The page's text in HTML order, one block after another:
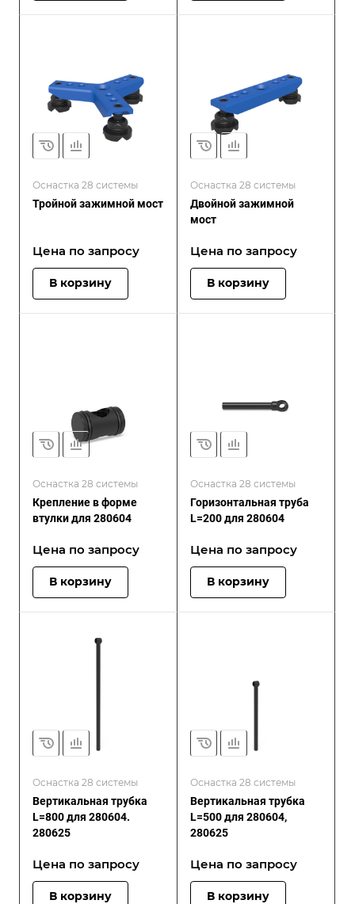
Оснастка 28 системы
Тройной зажимной мост
Цена по запросу
В корзину
Оснастка 28 системы
Двойной зажимной
мост
Цена по запросу
В корзину
Оснастка 28 системы
Крепление в форме
втулки для 280604
Цена по запросу
В корзину
Оснастка 28 системы
Горизонтальная труба
L=200 для 280604
Цена по запросу
В корзину
Оснастка 28 системы
Вертикальная трубка
L=800 для 280604.
280625
Цена по запросу
В корзину
Оснастка 28 системы
Вертикальная трубка
L=500 для 280604,
280625
Цена по запросу
В корзину